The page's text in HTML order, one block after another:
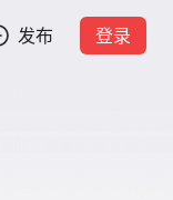
发布 登录